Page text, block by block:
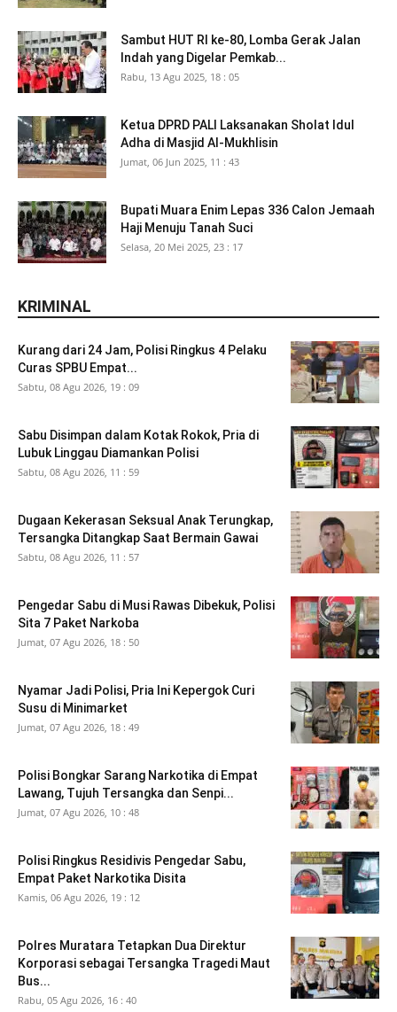
Sambut HUT RI ke-80, Lomba Gerak Jalan
Indah yang Digelar Pemkab...
Rabu, 13 Agu 2025, 18 : 05
Ketua DPRD PALI Laksanakan Sholat Idul
Adha di Masjid Al-Mukhlisin
Jumat, 06 Jun 2025, 11 : 43
Bupati Muara Enim Lepas 336 Calon Jemaah
Haji Menuju Tanah Suci
Selasa, 20 Mei 2025, 23 : 17
KRIMINAL
Kurang dari 24 Jam, Polisi Ringkus 4 Pelaku
Curas SPBU Empat...
Sabtu, 08 Agu 2026, 19 : 09
Sabu Disimpan dalam Kotak Rokok, Pria di
Lubuk Linggau Diamankan Polisi
Sabtu, 08 Agu 2026, 11 : 59
Dugaan Kekerasan Seksual Anak Terungkap,
Tersangka Ditangkap Saat Bermain Gawai
Sabtu, 08 Agu 2026, 11 : 57
Pengedar Sabu di Musi Rawas Dibekuk, Polisi
Sita 7 Paket Narkoba
Jumat, 07 Agu 2026, 18 : 50
Nyamar Jadi Polisi, Pria Ini Kepergok Curi
Susu di Minimarket
Jumat, 07 Agu 2026, 18 : 49
Polisi Bongkar Sarang Narkotika di Empat
Lawang, Tujuh Tersangka dan Senpi...
Jumat, 07 Agu 2026, 10 : 48
Polisi Ringkus Residivis Pengedar Sabu,
Empat Paket Narkotika Disita
Kamis, 06 Agu 2026, 19 : 12
Polres Muratara Tetapkan Dua Direktur
Korporasi sebagai Tersangka Tragedi Maut
Bus...
Rabu, 05 Agu 2026, 16 : 40